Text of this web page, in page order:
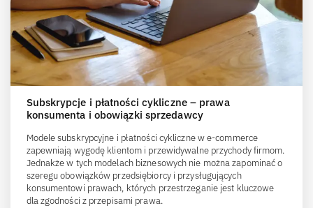
Subskrypcje i płatności cykliczne – prawa
konsumenta i obowiązki sprzedawcy
Modele subskrypcyjne i płatności cykliczne w e-commerce
zapewniają wygodę klientom i przewidywalne przychody firmom.
Jednakże w tych modelach biznesowych nie można zapominać o
szeregu obowiązków przedsiębiorcy i przysługujących
konsumentowi prawach, których przestrzeganie jest kluczowe
dla zgodności z przepisami prawa.